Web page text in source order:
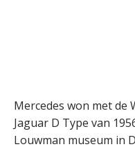
Mercedes won met de
Jaguar D Type van
Louwman museum in